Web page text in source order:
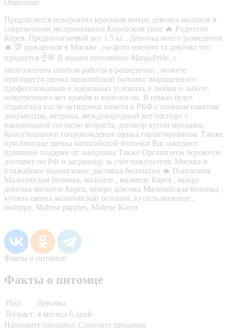
Описание
Предлагается невероятно красивая микро девочка мальтезе в
современном экстремальном Корейском типе 🔥 Родители
Корея. Предполагаемый вес 1.5 кг . Девочка моего разведения
🔥 💯 рождённая в Москве , на фото именно та девочка что
продается ☝️💯 В нашем питомнике MargoPride, с
многолетним опытом работы в разведении , можете
приобрести щенка мальтийской болонки выращенного
профессионально в идеальных условиях в любви и заботе,
осмотренного вет врачём и кинологом. В семью будет
отдаваться после актировки помёта в РКФ с полным пакетом
документов, метрика, международный вет паспорт с
вакцинацией согласно возраста, договор купли продажи.
Консультация и сопровождение щенка гарантированна. Также
при покупке щенка мальтийской болонки Вас ожидают
приятные подарки от заводчика Также Организуем бережную
доставку по РФ и заграницу за счёт покупателя. Москва и
ближайшее подмосковье доставка бесплатно 🔥 Поисковик
Мальтийская болонка, мальтезе , мальтезе Корея , микро
девочка мальтезе Корея, микро девочка Мальтийская болонка ,
купить щенка мальтийской болонки, купить мальтезе ,
maltippy, Maltese pappies, Maltese Korea
Факты о питомце
Факты о питомце
Пол:
Девочка
Возраст: 4 месяца 6 дней
Напишите продавцу Спросите продавца